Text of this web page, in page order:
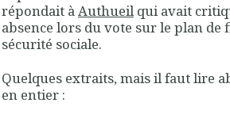
répondait àAuthueilqui avait
absence lors du vote sur le plan de
sécurité sociale.
Quelques extraits, mais il faut lire
en entier :